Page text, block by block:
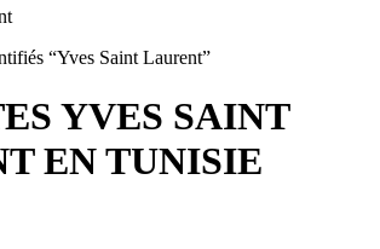
“Yves Saint Laurent”
YVES SAINT
EN TUNISIE